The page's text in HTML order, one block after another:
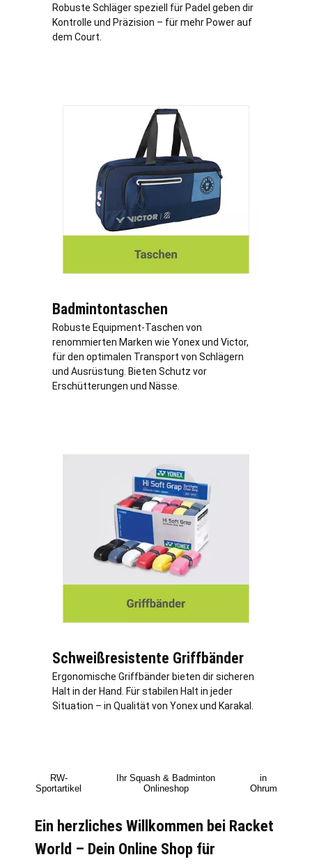
Robuste Schläger speziell für Padel geben dir
Kontrolle und Präzision – für mehr Power auf
dem Court.
Badmintontaschen
Robuste Equipment-Taschen von
renommierten Marken wie Yonex und Victor,
für den optimalen Transport von Schlägern
und Ausrüstung. Bieten Schutz vor
Erschütterungen und Nässe.
Schweißresistente Griffbänder
Ergonomische Griffbänder bieten dir sicheren
Halt in der Hand. Für stabilen Halt in jeder
Situation – in Qualität von Yonex und Karakal.
RW-
Sportartikel
Ihr Squash & Badminton
Onlineshop
in
Ohrum
Ein herzliches Willkommen bei Racket
World – Dein Online Shop für